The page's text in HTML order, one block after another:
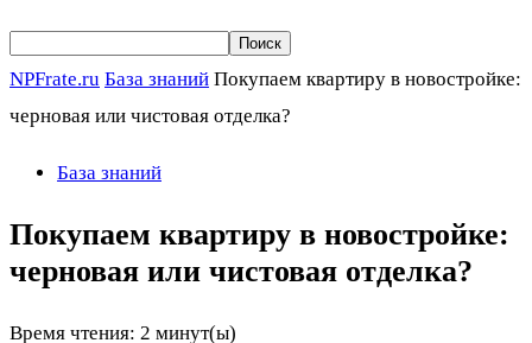
NPFrate.ru База знаний Покупаем квартиру в новостройке:
черновая или чистовая отделка?
База знаний
Покупаем квартиру в новостройке:
черновая или чистовая отделка?
Время чтения: 2 минут(ы)